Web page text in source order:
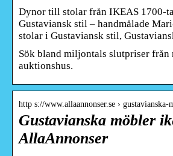
Dynor till stolar från IKEAS 1700-
Gustaviansk stil – handmålade
stolar i Gustaviansk stil,
Sök bland miljontals slutpriser från
auktionshus.
http s://www.allaannonser.se › gustavianska-
Gustavianska möbler
AllaAnnonser